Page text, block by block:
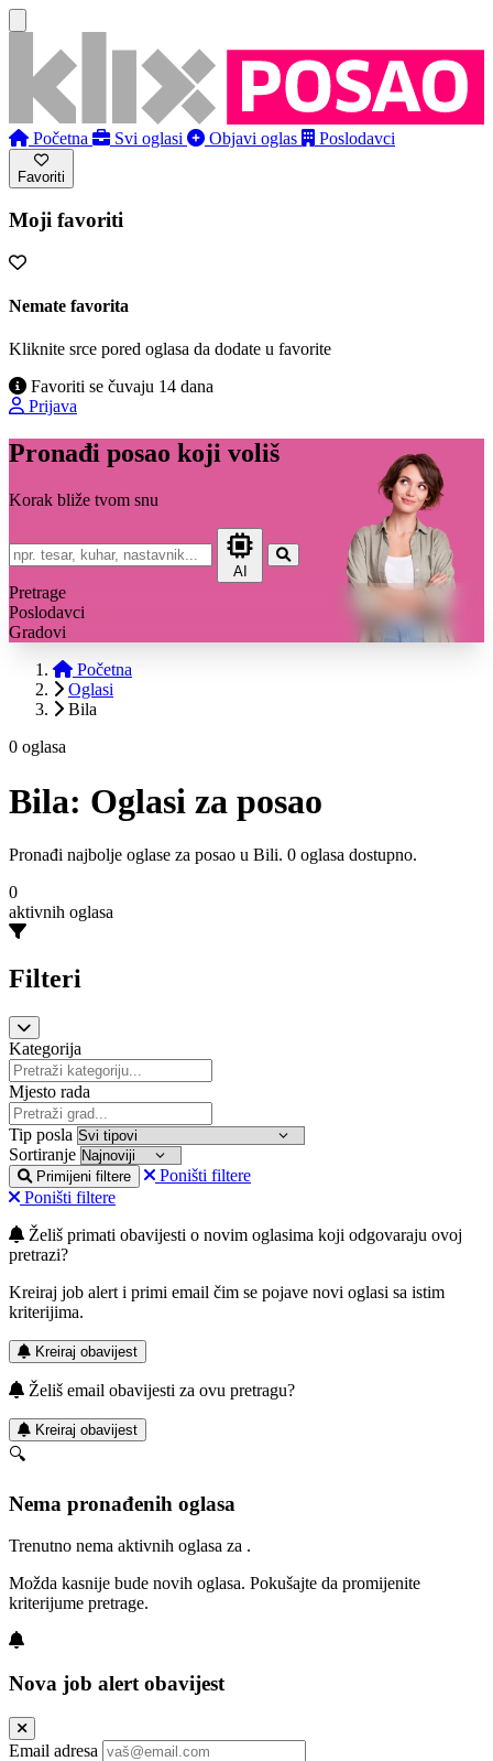
Početna Svi oglasi Objavi oglas Poslodavci
Favoriti
Moji favoriti
Nemate favorita
Kliknite srce pored oglasa da dodate u favorite
Favoriti se čuvaju 14 dana
Prijava
Pronađi posao koji voliš
Korak bliže tvom snu
AI
Pretrage
Poslodavci
Gradovi
Početna
Oglasi
Bila
0 oglasa
Bila: Oglasi za posao
Pronađi najbolje oglase za posao u Bili. 0 oglasa dostupno.
0
aktivnih oglasa
Filteri
Kategorija
Mjesto rada
Tip posla
Sortiranje
Primijeni filtere
Poništi filtere
Poništi filtere
Želiš primati obavijesti o novim oglasima koji odgovaraju ovoj
pretrazi?
Kreiraj job alert i primi email čim se pojave novi oglasi sa istim
kriterijima.
Kreiraj obavijest
Želiš email obavijesti za ovu pretragu?
Kreiraj obavijest
🔍
Nema pronađenih oglasa
Trenutno nema aktivnih oglasa za .
Možda kasnije bude novih oglasa. Pokušajte da promijenite
kriterijume pretrage.
Nova job alert obavijest
Email adresa